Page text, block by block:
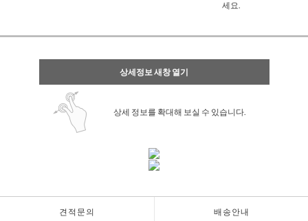
세요.
상세정보 새창 열기
상세 정보를 확대해 보실 수 있습니다.
견적문의 배송안내